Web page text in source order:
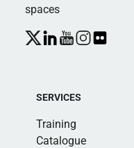
spaces
SERVICES
Training
Catalogue